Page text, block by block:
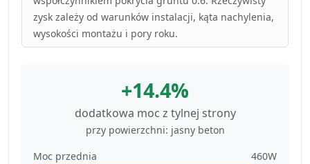
zysk zależy od warunków instalacji, kąta nachylenia,
wysokości montażu i pory roku.
+14.4%
dodatkowa moc z tylnej strony
przy powierzchni: jasny beton
Moc przednia
460W